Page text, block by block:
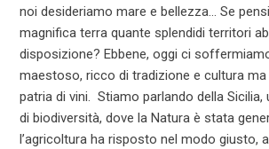
noi desideriamo mare e bellezza... Se
magnifica terra quante splendidi territori
disposizione? Ebbene, oggi ci
maestoso, ricco di tradizione e cultura
patria di vini. Stiamo parlando della Sicilia,
di biodiversità, dove la Natura è stata
l’agricoltura ha risposto nel modo giusto,